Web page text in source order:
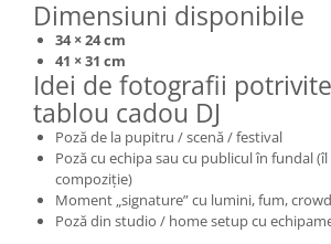
Dimensiuni disponibile
34 × 24 cm
41 × 31 cm
Idei de fotografii
tablou cadou DJ
Poză de la pupitru / scenă / festival
Poză cu echipa sau cu publicul în fundal
compoziție)
Moment „signature” cu lumini, fum, crowd
Poză din studio / home setup cu